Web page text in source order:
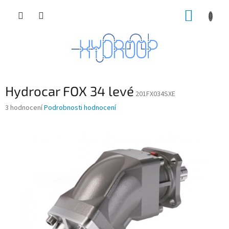
Hydrocar FOX 34 levé 201FX034SXE
Průměrné
3 hodnoceníPodrobnosti hodnocení